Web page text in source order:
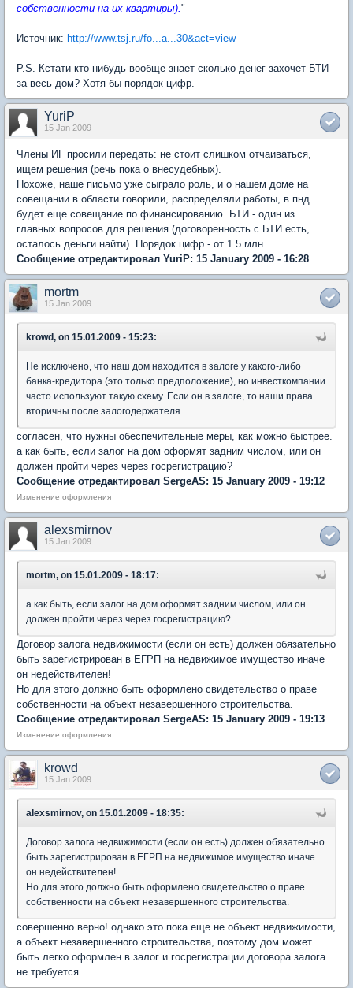
собственности на их квартиры). "
Источник: http://www.tsj.ru/fo...a...30&act=view
P.S. Кстати кто нибудь вообще знает сколько денег захочет БТИ
за весь дом? Хотя бы порядок цифр.
YuriP
15 Jan 2009
Члены ИГ просили передать: не стоит слишком отчаиваться,
ищем решения (речь пока о внесудебных).
Похоже, наше письмо уже сыграло роль, и о нашем доме на
совещании в области говорили, распределяли работы, в пнд.
будет еще совещание по финансированию. БТИ - один из
главных вопросов для решения (договоренность с БТИ есть,
осталось деньги найти). Порядок цифр - от 1.5 млн.
Сообщение отредактировал YuriP: 15 January 2009 - 16:28
mortm
15 Jan 2009
krowd, on 15.01.2009 - 15:23:
Не исключено, что наш дом находится в залоге у какого-либо
банка-кредитора (это только предположение), но инвесткомпании
часто используют такую схему. Если он в залоге, то наши права
вторичны после залогодержателя
согласен, что нужны обеспечительные меры, как можно быстрее.
а как быть, если залог на дом оформят задним числом, или он
должен пройти через через госрегистрацию?
Сообщение отредактировал SergeAS: 15 January 2009 - 19:12
Изменение оформления
alexsmirnov
15 Jan 2009
mortm, on 15.01.2009 - 18:17:
а как быть, если залог на дом оформят задним числом, или он
должен пройти через через госрегистрацию?
Договор залога недвижимости (если он есть) должен обязательно
быть зарегистрирован в ЕГРП на недвижимое имущество иначе
он недействителен!
Но для этого должно быть оформлено свидетельство о праве
собственности на объект незавершенного строительства.
Сообщение отредактировал SergeAS: 15 January 2009 - 19:13
Изменение оформления
krowd
15 Jan 2009
alexsmirnov, on 15.01.2009 - 18:35:
Договор залога недвижимости (если он есть) должен обязательно
быть зарегистрирован в ЕГРП на недвижимое имущество иначе
он недействителен!
Но для этого должно быть оформлено свидетельство о праве
собственности на объект незавершенного строительства.
совершенно верно! однако это пока еще не объект недвижимости,
а объект незавершенного строительства, поэтому дом может
быть легко оформлен в залог и госрегистрации договора залога
не требуется.